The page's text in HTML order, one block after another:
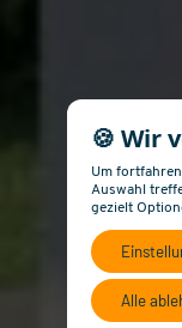
🍪 Wir
Um
Auswahl
gezielt
Alle